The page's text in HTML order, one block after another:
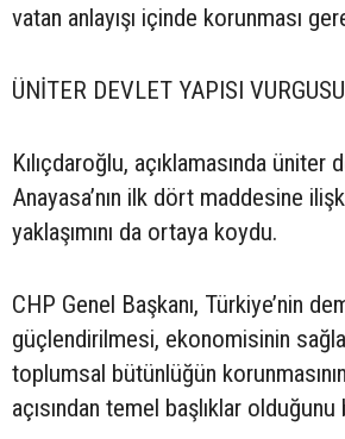
vatan anlayışı içinde korunması
ÜNİTER DEVLET YAPISI VURGUSU
Kılıçdaroğlu, açıklamasında üniter
Anayasa’nın ilk dört maddesine
yaklaşımını da ortaya koydu.
CHP Genel Başkanı, Türkiye’nin
güçlendirilmesi, ekonomisinin
toplumsal bütünlüğün
açısından temel başlıklar